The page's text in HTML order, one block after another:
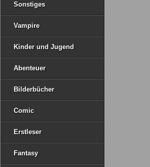
Sonstiges
Vampire
Kinder und Jugend
Abenteuer
Bilderbücher
Comic
Erstleser
Fantasy